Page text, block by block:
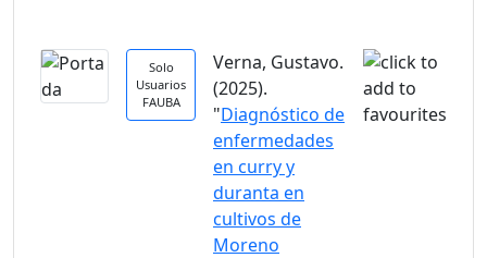
Solo
Usuarios
FAUBA
Verna, Gustavo.
(2025).
"Diagnóstico de
enfermedades
en curry y
duranta en
cultivos de
Moreno